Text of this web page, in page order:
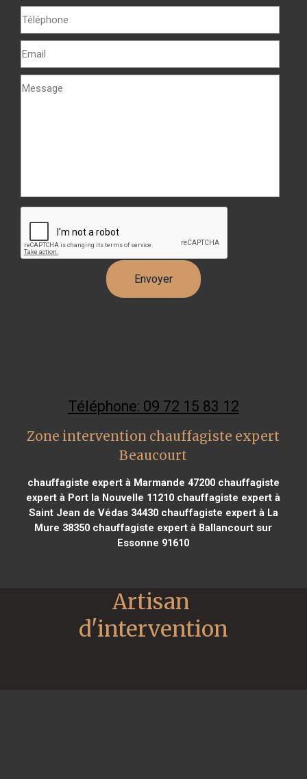
Téléphone: 09 72 15 83 12
Zone intervention chauffagiste expert
Beaucourt
chauffagiste expert à Marmande 47200chauffagiste
expert à Port la Nouvelle 11210 chauffagiste expert à
Saint Jean de Védas 34430chauffagiste expert à La
Mure 38350 chauffagiste expert à Ballancourt sur
Essonne 91610
Artisan
d'intervention